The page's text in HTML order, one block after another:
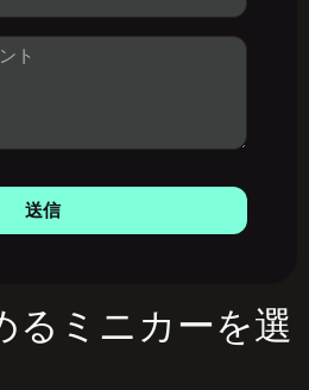
送信
るミニカーを選